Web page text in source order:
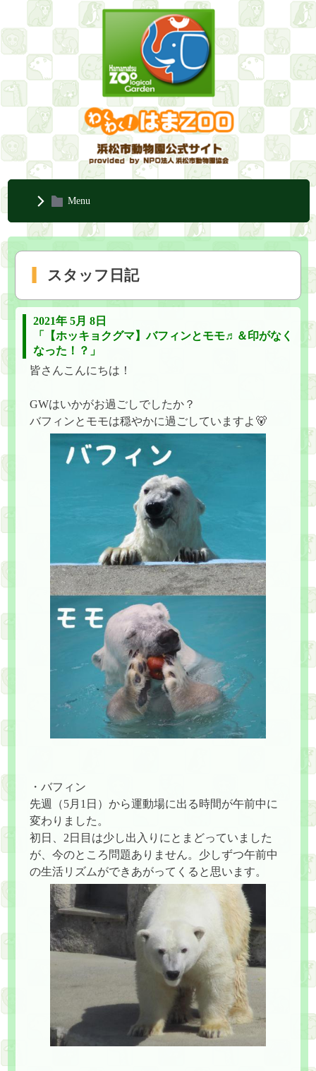
Menu
スタッフ日記
2021年 5月 8日
「【ホッキョクグマ】バフィンとモモ♬＆印がなく
なった！？」
皆さんこんにちは！
GWはいかがお過ごしでしたか？
バフィンとモモは穏やかに過ごしていますよ🐻
・バフィン
先週（5月1日）から運動場に出る時間が午前中に
変わりました。
初日、2日目は少し出入りにとまどっていました
が、今のところ問題ありません。少しずつ午前中
の生活リズムができあがってくると思います。